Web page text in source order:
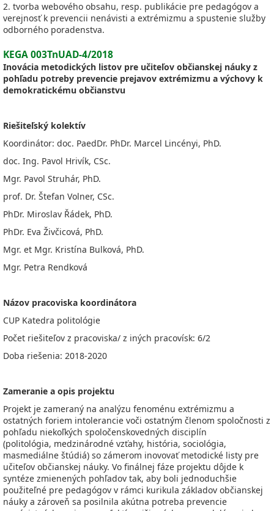
2. tvorba webového obsahu, resp. publikácie pre pedagógov a
verejnosť k prevencii nenávisti a extrémizmu a spustenie služby
odborného poradenstva.
KEGA 003TnUAD-4/2018
Inovácia metodických listov pre učiteľov občianskej náuky z
pohľadu potreby prevencie prejavov extrémizmu a výchovy k
demokratickému občianstvu
Riešiteľský kolektív
Koordinátor: doc. PaedDr. PhDr. Marcel Lincényi, PhD.
doc. Ing. Pavol Hrivík, CSc.
Mgr. Pavol Struhár, PhD.
prof. Dr. Štefan Volner, CSc.
PhDr. Miroslav Řádek, PhD.
PhDr. Eva Živčicová, PhD.
Mgr. et Mgr. Kristína Bulková, PhD.
Mgr. Petra Rendková
Názov pracoviska koordinátora
CUP Katedra politológie
Počet riešiteľov z pracoviska/ z iných pracovísk: 6/2
Doba riešenia: 2018-2020
Zameranie a opis projektu
Projekt je zameraný na analýzu fenoménu extrémizmu a
ostatných foriem intolerancie voči ostatným členom spoločnosti z
pohľadu niekoľkých spoločenskovedných disciplín
(politológia, medzinárodné vzťahy, história, sociológia,
masmediálne štúdiá) so zámerom inovovať metodické listy pre
učiteľov občianskej náuky. Vo finálnej fáze projektu dôjde k
syntéze zmienených pohľadov tak, aby boli jednoduchšie
použiteľné pre pedagógov v rámci kurikula základov občianskej
náuky a zároveň sa posilnila akútna potreba prevencie